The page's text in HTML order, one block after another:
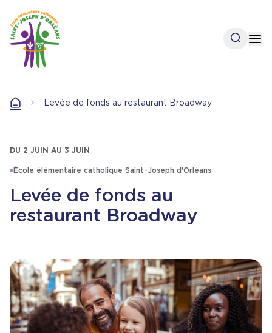
contenu
principal
Open
AccueilLevée de fonds au restaurant Broadway
DU 2 JUIN AU 3 JUIN
École élémentaire catholique Saint-Joseph d'Orléans
Levée de fonds au
restaurant Broadway